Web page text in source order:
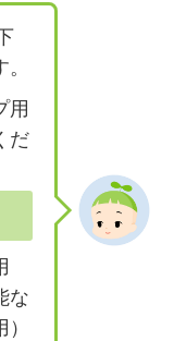
用
だ
な